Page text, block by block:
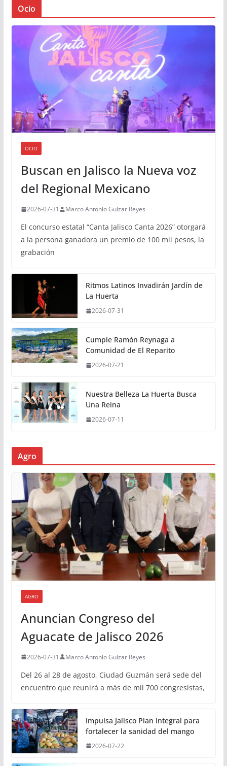
Ocio
OCIO
Buscan en Jalisco la Nueva voz
del Regional Mexicano
2026-07-31 Marco Antonio Guizar Reyes
El concurso estatal “Canta Jalisco Canta 2026” otorgará
a la persona ganadora un premio de 100 mil pesos, la
grabación
Ritmos Latinos Invadirán Jardín de
La Huerta
2026-07-31
Cumple Ramón Reynaga a
Comunidad de El Reparito
2026-07-21
Nuestra Belleza La Huerta Busca
Una Reina
2026-07-11
Agro
AGRO
Anuncian Congreso del
Aguacate de Jalisco 2026
2026-07-31 Marco Antonio Guizar Reyes
Del 26 al 28 de agosto, Ciudad Guzmán será sede del
encuentro que reunirá a más de mil 700 congresistas,
Impulsa Jalisco Plan Integral para
fortalecer la sanidad del mango
2026-07-22